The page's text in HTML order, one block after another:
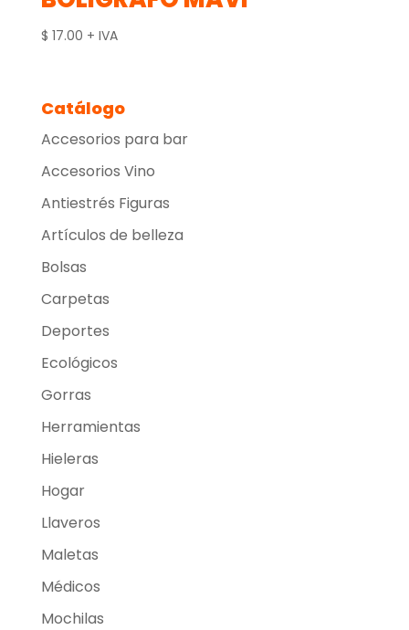
$ 17.00 + IVA
Catálogo
Accesorios para bar
Accesorios Vino
Antiestrés Figuras
Artículos de belleza
Bolsas
Carpetas
Deportes
Ecológicos
Gorras
Herramientas
Hieleras
Hogar
Llaveros
Maletas
Médicos
Mochilas